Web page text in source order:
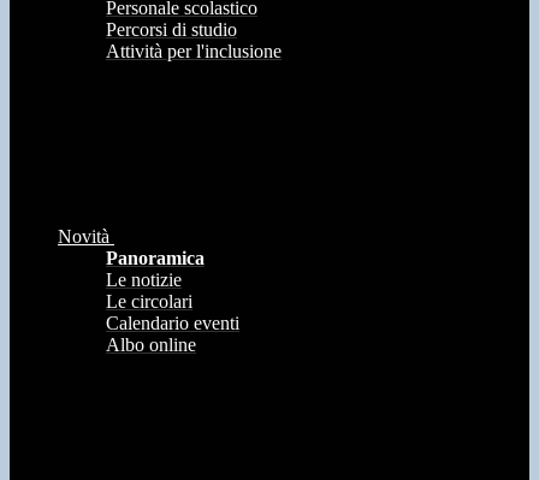
Personale scolastico
Percorsi di studio
Attività per l'inclusione
Novità
Panoramica
Le notizie
Le circolari
Calendario eventi
Albo online